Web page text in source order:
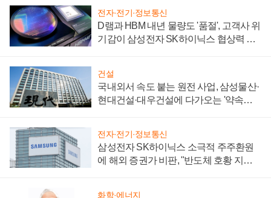
전자·전기·정보통신
D램과 HBM 내년 물량도 '품절', 고객사 위
기감이 삼성전자 SK하이닉스 협상력 더
건설
국내외서 속도 붙는 원전 사업, 삼성물산·
현대건설·대우건설에 다가오는 '약속의
전자·전기·정보통신
삼성전자 SK하이닉스 소극적 주주환원
에 해외 증권가 비판, "반도체 호황 지속
화학·에너지